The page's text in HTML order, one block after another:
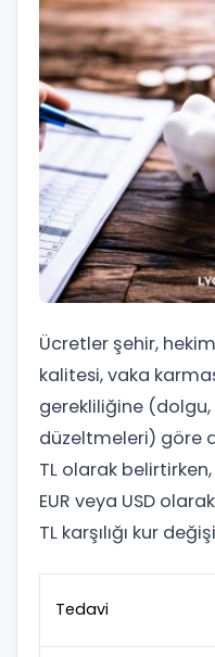
Ücretler şehir,
kalitesi, vaka
gerekliliğine
düzeltmeleri) göre
TL olarak
EUR veya USD
TL karşılığı kur
Tedavi